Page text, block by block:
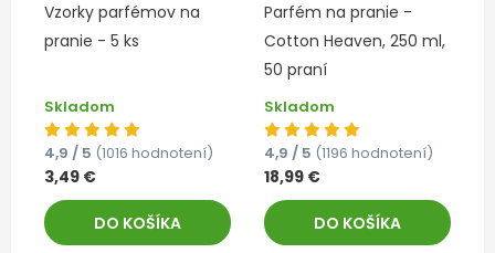
Vzorky parfémov na
pranie - 5 ks
Skladom
4,9 / 5 (1016 hodnotení)
3,49 €
DO KOŠÍKA
Parfém na pranie -
Cotton Heaven, 250 ml,
50 praní
Skladom
4,9 / 5 (1196 hodnotení)
18,99 €
DO KOŠÍKA